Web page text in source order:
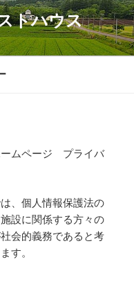
トハウス
ームページ プライバ
、個人情報保護法の
設に関係する方々の
会的義務であると考
す。